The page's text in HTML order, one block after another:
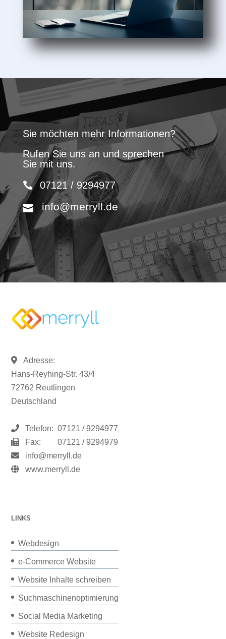
Sie möchten mehr Informationen?
Rufen Sie uns an und sprechen
Sie mit uns.
07121 / 9294977
info@merryll.de
Adresse:
Hans-Reyhing-Str. 43/4
72762 Reutlingen
Deutschland
Telefon: 07121 / 9294977
Fax:
07121 / 9294979
info@merryll.de
www.merryll.de
LINKS
Webdesign
e-Commerce Website
Website Inhalte schreiben
Suchmaschinenoptimierung
Social Media Marketing
Website Redesign